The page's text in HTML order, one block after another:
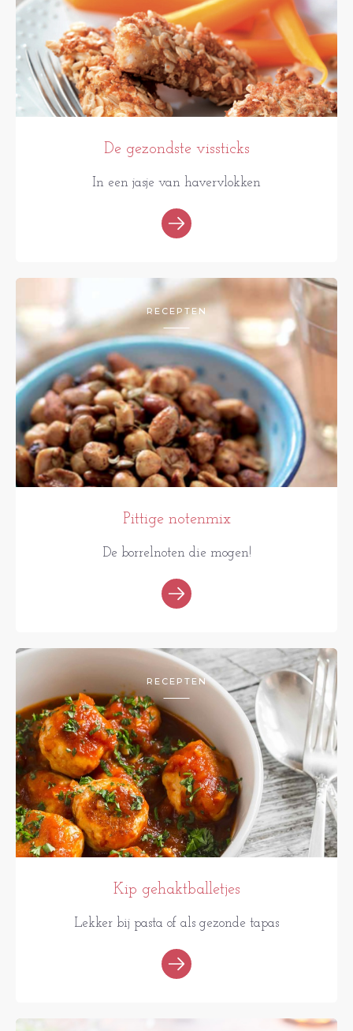
De gezondste vissticks
In een jasje van havervlokken
RECEPTEN
Pittige notenmix
De borrelnoten die mogen!
RECEPTEN
Kip gehaktballetjes
Lekker bij pasta of als gezonde tapas